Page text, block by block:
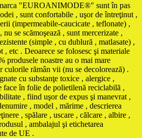
"EUROANIMODE®" sunt în pas
, sunt confortabile , uşor de întreţinut ,
(impermeabile-caucicate , teflonate) ,
se scămoşează , sunt mercerizate ,
(simple , cu dublură , matlasate) ,
etc . Deoarece se folosesc şi materiale
produsele noastre au o mai mare
culorile rămân vii (nu se decolorează) .
cu substanţe toxice , alergice ,
face în folie de polietilenă reciclabilă ,
, fiind uşor de expus şi manevrat ,
, model , mărime , descrierea
, spălare , uscare , călcare , albire ,
, ambalajul şi etichetarea
de UE .